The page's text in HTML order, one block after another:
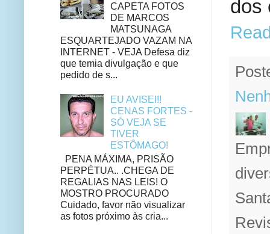
dos
CAPETA FOTOS
DE MARCOS
MATSUNAGA
ESQUARTEJADO VAZAM NA
INTERNET - VEJA Defesa diz
que temia divulgação e que
pedido de s...
EU AVISEI!!
CENAS FORTES -
SÓ VEJA SE
TIVER
ESTÔMAGO!
PENA MÁXIMA, PRISÃO
PERPÉTUA.. .CHEGA DE
REGALIAS NAS LEIS! O
MOSTRO PROCURADO
Cuidado, favor não visualizar
as fotos próximo às cria...